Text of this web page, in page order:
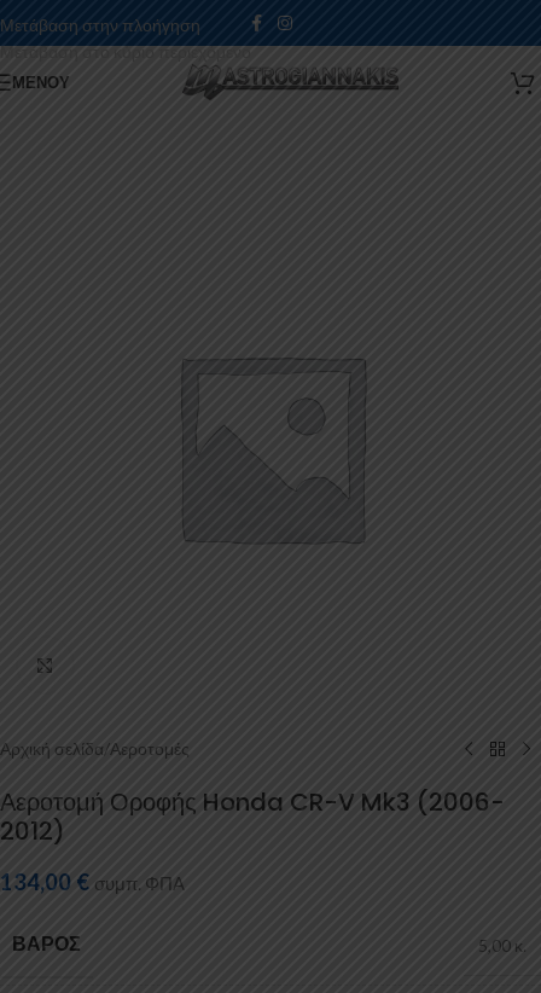
Μετάβαση στην πλοήγηση
Μετάβαση στο κύριο περιεχόμενο
ΜΕΝΟΎ
Αρχική σελίδα/Αεροτομές
Αεροτομή Οροφής Honda CR-V Mk3 (2006-
2012)
134,00 € συμπ. ΦΠΑ
ΒΆΡΟΣ 5,00 κ.